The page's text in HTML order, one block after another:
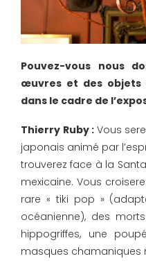
Pouvez-vous nous
œuvres et des objets
dans le cadre de
Thierry Ruby : Vous
japonais animé par
trouverez face à la
mexicaine. Vous
rare « tiki pop »
océanienne), des
hippogriffes, une
masques chamaniques